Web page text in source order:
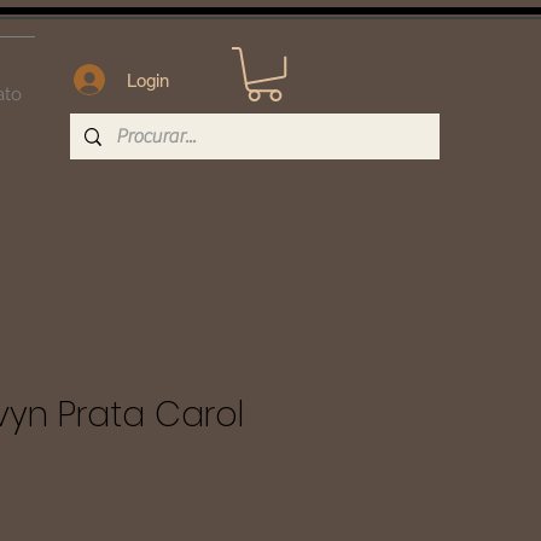
Login
Prata Carol